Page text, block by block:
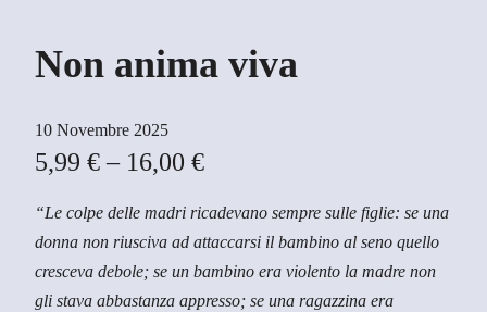
Non anima viva
10 Novembre 2025
5,99 € – 16,00 €F
s
c
i
“Le colpe delle madri ricadevano sempre sulle figlie: se una
donna non riusciva ad attaccarsi il bambino al seno quello
cresceva debole; se un bambino era violento la madre non
gli stava abbastanza appresso; se una ragazzina era